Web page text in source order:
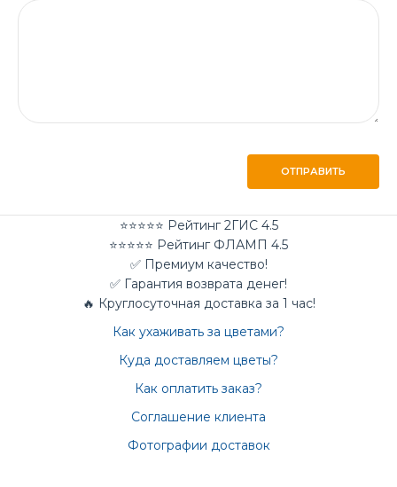
ОТПРАВИТЬ
⭐⭐⭐⭐⭐ Рейтинг 2ГИС 4.5
⭐⭐⭐⭐⭐ Рейтинг ФЛАМП 4.5
✅ Премиум качество!
✅ Гарантия возврата денег!
🔥 Круглосуточная доставка за 1 час!
Как ухаживать за цветами?
Куда доставляем цветы?
Как оплатить заказ?
Соглашение клиента
Фотографии доставок